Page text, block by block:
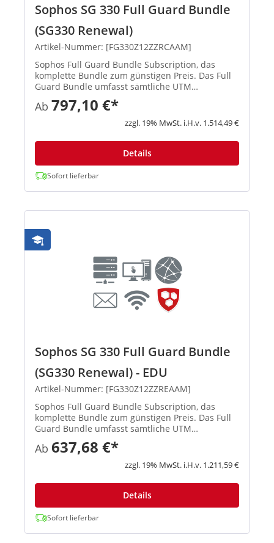
Sophos SG 330 Full Guard Bundle
(SG330 Renewal)
Artikel-Nummer: [FG330Z12ZZRCAAM]
Sophos Full Guard Bundle Subscription, das
komplette Bundle zum günstigen Preis. Das Full
Guard Bundle umfasst sämtliche UTM
Subscriptions (E-Mail Protection, Network
Protection, Web Protection, Webserver Protection
und Wireless Protection) und gibt ...
Ab 797,10 €*
zzgl. 19% MwSt. i.H.v. 1.514,49 €
Details
Sofort lieferbar
Sophos SG 330 Full Guard Bundle
(SG330 Renewal) - EDU
Artikel-Nummer: [FG330Z12ZZREAAM]
Sophos Full Guard Bundle Subscription, das
komplette Bundle zum günstigen Preis. Das Full
Guard Bundle umfasst sämtliche UTM
Subscriptions (E-Mail Protection, Network
Protection, Web Protection, Webserver Protection
und Wireless Protection) und gibt ...
Ab 637,68 €*
zzgl. 19% MwSt. i.H.v. 1.211,59 €
Details
Sofort lieferbar